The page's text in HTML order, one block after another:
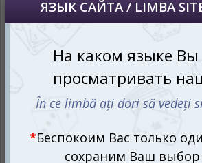
oricând să faceți asta în colțul din dreapta sus
al paginii.